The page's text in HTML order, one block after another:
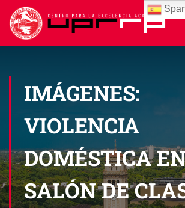
IMÁGENES:
VIOLENCIA
DOMÉSTICA
SALÓN DE